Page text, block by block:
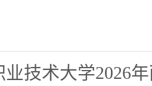
技术大学2026